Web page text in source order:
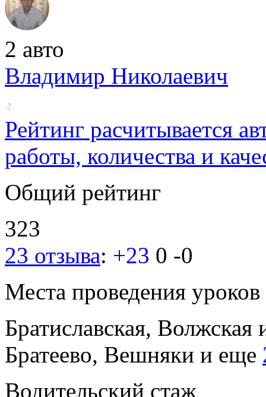
2 авто
Владимир Николаевич
Рейтинг расчитывается
работы, количества и
Общий рейтинг
323
23 отзыва: +23 0 -0
Места проведения уроков
Братиславская, Волжская
Братеево, Вешняки и еще
Водительский стаж